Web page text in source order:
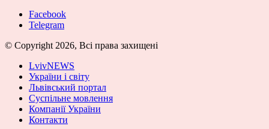
Facebook
Telegram
© Copyright 2026, Всі права захищені
LvivNEWS
України і світу
Львівський портал
Суспільне мовлення
Компанії України
Контакти